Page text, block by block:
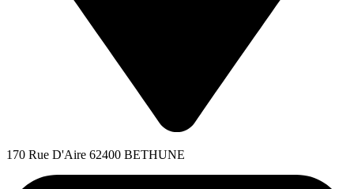
170 Rue D'Aire 62400 BETHUNE